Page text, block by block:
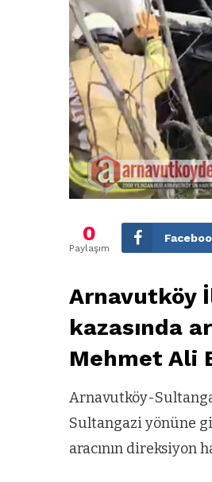
0
Paylaşım
Arnavutköy
kazasında
Mehmet Ali
Arnavutköy-
Sultangazi yönüne
aracının direksiyon